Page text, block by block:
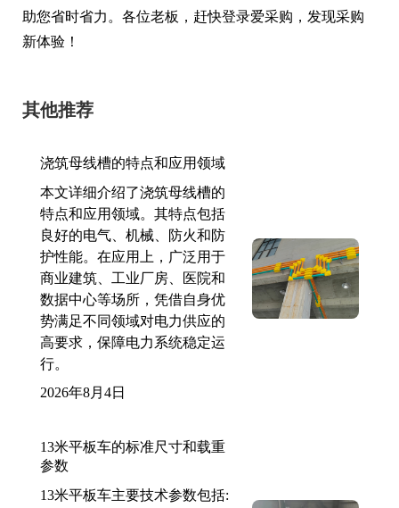
助您省时省力。各位老板，赶快登录爱采购，发现采购
新体验！
其他推荐
浇筑母线槽的特点和应用领域
本文详细介绍了浇筑母线槽的
特点和应用领域。其特点包括
良好的电气、机械、防火和防
护性能。在应用上，广泛用于
商业建筑、工业厂房、医院和
数据中心等场所，凭借自身优
势满足不同领域对电力供应的
高要求，保障电力系统稳定运
行。
2026年8月4日
13米平板车的标准尺寸和载重
参数
13米平板车主要技术参数包括: